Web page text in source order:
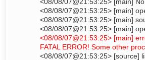
<08/08/07@21:53:25> [main]
<08/08/07@21:53:25> [main]
<08/08/07@21:53:25> [main]
<08/08/07@21:53:25> [main]
FATAL ERROR! Some other
<08/08/07@21:53:25> [source]